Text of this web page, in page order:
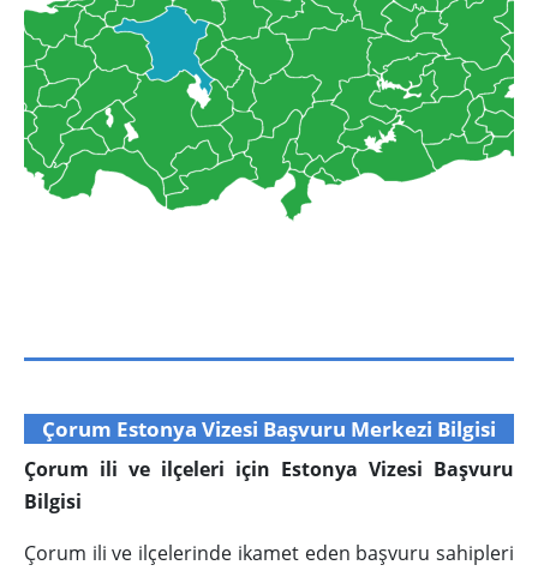
Çorum Estonya Vizesi Başvuru Merkezi Bilgisi
Çorum ili ve ilçeleri için Estonya Vizesi Başvuru
Bilgisi
Çorum ili ve ilçelerinde ikamet eden başvuru sahipleri